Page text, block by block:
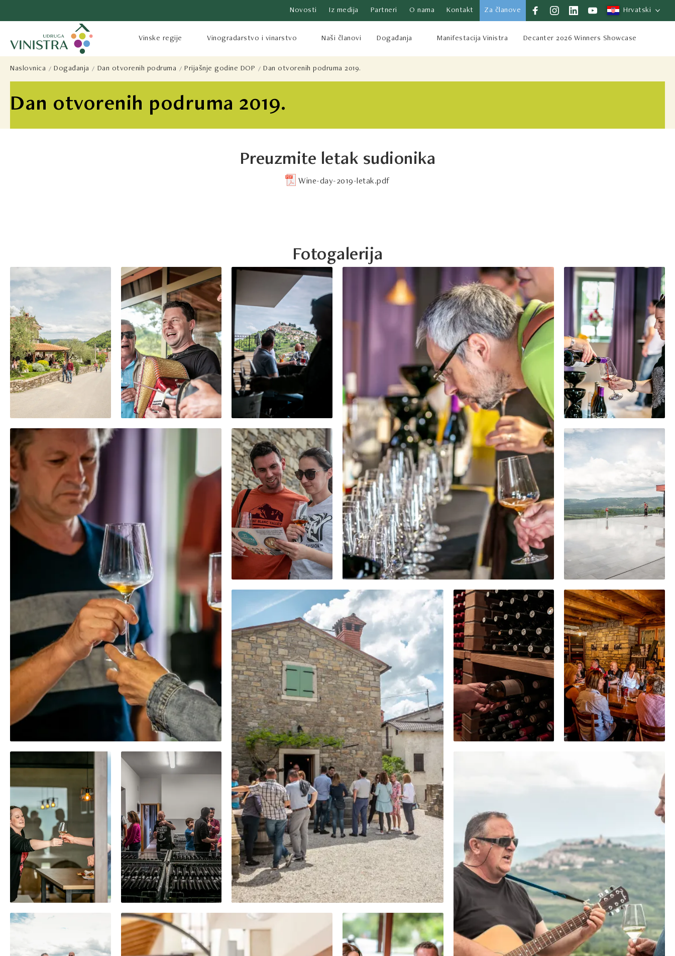
Novosti Iz medija Partneri O nama Kontakt Za članove Hrvatski
Vinske regije Vinogradarstvo i vinarstvo Naši članovi Događanja Manifestacija Vinistra Decanter 2026 Winners Showcase
Dan otvorenih podruma 2019.
Naslovnica Događanja Dan otvorenih podruma Prijašnje godine DOP Dan otvorenih podruma 2019.
Preuzmite letak sudionika
Wine-day-2019-letak.pdf
Fotogalerija